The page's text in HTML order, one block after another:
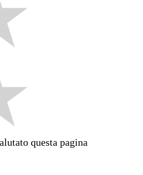
questa pagina